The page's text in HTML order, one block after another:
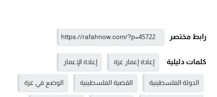
رابط مختصر
كلمات دليلية إعادة إعمار غزة إعادة الإعمار
الدولة الفلسطينية القضية الفلسطينية الوضع في غزة